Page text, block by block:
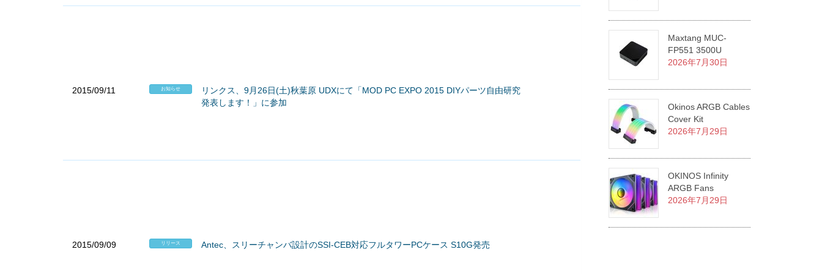
2015/09/11 お知らせ
リンクス、9月26日(土)秋葉原 UDXにて「MOD PC EXPO 2015 DIYパーツ自由研究
発表します！」に参加
2015/09/09 リリース Antec、スリーチャンバ設計のSSI-CEB対応フルタワーPCケース S10G発売
Maxtang MUC-
FP551 3500U
2026年7月30日
Okinos ARGB Cables
Cover Kit
2026年7月29日
OKINOS Infinity
ARGB Fans
2026年7月29日